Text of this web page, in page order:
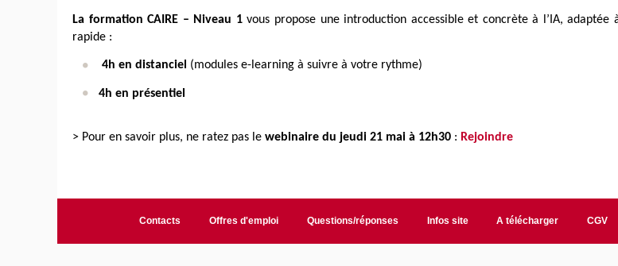
La formation CAIRE – Niveau 1vous propose une introduction accessible et concrète à l’IA, adaptée
rapide :
4h en distanciel (modules e-learning à suivre à votre rythme)
4h en présentiel
> Pour en savoir plus, ne ratez pas lewebinaire du jeudi 21 mai à 12h30 : Rejoindre
Contacts Offres d'emploi Questions/réponses Infos site A télécharger CGV